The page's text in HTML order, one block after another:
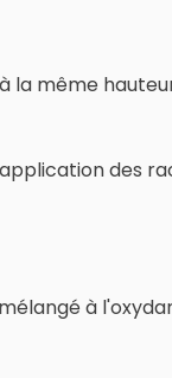
la même
des
à